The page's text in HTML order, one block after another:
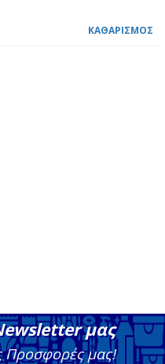
ΚΑΘΑΡΙΣΜΟΣ
μας
Προσφορές μας!